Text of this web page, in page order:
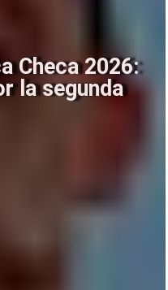
Checa 2026:
la segunda